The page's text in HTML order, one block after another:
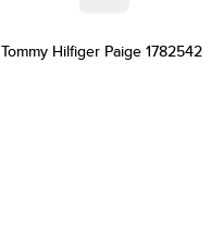
Tommy Hilfiger Paige 1782542